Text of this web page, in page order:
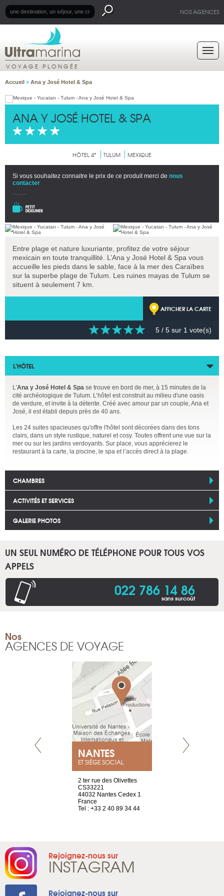
NOS AGENCES
VOYAGE PLONGÉE
Accueil > Ana y José Hotel & Spa
ANA Y JOSÉ HOTEL & SPA
HÔTEL 4* TULUM MEXIQUE
Si vous souhaitez connaitre le prix de ce produit merci de nous
contacter
Entre plage et nature luxuriante, profitez de votre séjour
mexicain en toute tranquillité. L’Ana y José Hotel & Spa vous
accueille les pieds dans le sable, face à la mer des Caraïbes
sur la superbe plage de Tulum. Les ruines mayas de Tulum se
situent à seulement 7 km.
AFFICHER LA CARTE
5 / 5 sur 1 vote(s)
L’HÔTEL
L'Ana y José Hotel & Spa se trouve en bord de mer, à 15 minutes de la
cité archéologique de Tulum. L’hôtel est construit au milieu d'une oasis
de verdure, et invite à la détente. Créé avec amour par un couple, Ana et
José, il est établi depuis près de 40 ans.
Les 24 suites spacieuses qu'offre l'hôtel sont décorées dans des tons
clairs, dans un style rustique, naturel et cosy. Toutes offrent une vue sur la
mer ou sur les jardins verdoyants. Sur place, vous apprécierez le
restaurant à la carte, la piscine, le spa et l’accès direct à la plage.
CHAMBRES
ACTIVITÉS ET SERVICES
GALERIE PHOTOS
UN SEUL NUMÉRO DE TÉLÉPHONE POUR TOUS VOS
APPELS
022 786 14 86
sans surcoût
Nos
AGENCES DE VOYAGE
NANTES
ET SIÈGE SOCIAL
2 ter rue des Olivettes
CS33221
44032 Nantes Cedex 1
France
Tel : +33 2 40 89 34 44
Rejoignez-nous sur
INSTAGRAM
Rejoignez-nous sur